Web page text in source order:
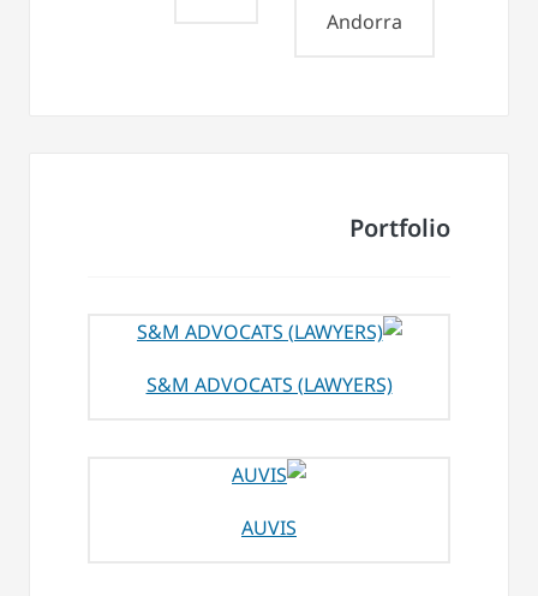
Andorra
Portfolio
S&M ADVOCATS (LAWYERS)
AUVIS